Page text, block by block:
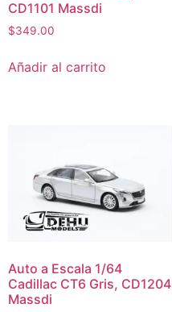
CD1101 Massdi
$349.00
Añadir al carrito
Auto a Escala 1/64
Cadillac CT6 Gris, CD1204
Massdi